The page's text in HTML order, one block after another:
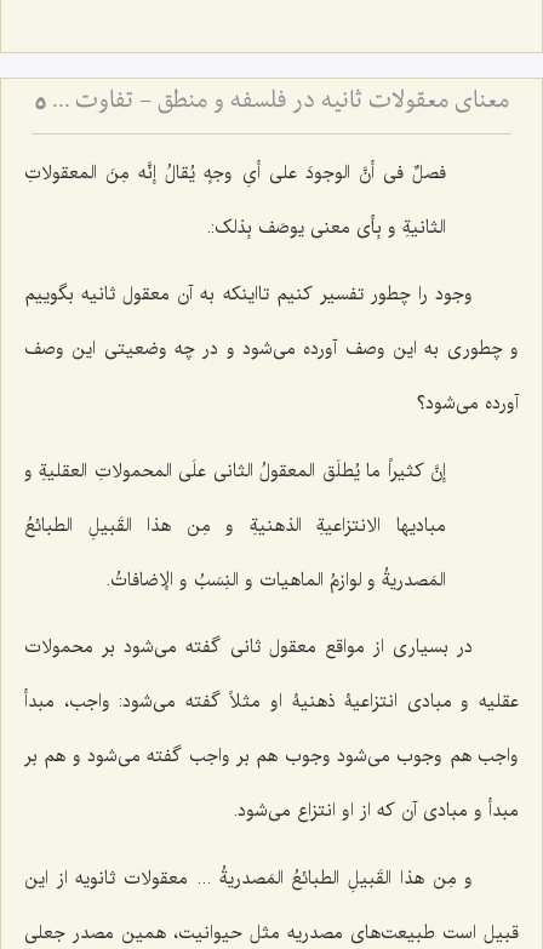
معنای معقولات ثانیه در فلسفه و منطق - تفاوت مفاهیم فلسفی و منطقی در کلام مرحوم آخوند 5
فصلٌ فی أنَّ الوجودَ على أیِ وجهٍ یُقالُ إنَّه مِنَ المعقولاتِ
الثانیةِ و بِأی معنى یوصَف بِذلک:.
وجود را چطور تفسیر کنیم تااینکه به آن معقول ثانیه بگوییم
و چطوری به این وصف آورده می‌شود و در چه وضعیتی این وصف
آورده می‌شود؟
إنَّ کثیراً ما یُطلَق المعقولُ الثانی علَى المحمولاتِ العقلیةِ و
مبادیها الانتزاعیةِ الذهنیةِ و مِن هذا القَبیلِ الطبائعُ
المَصدریةُ و لوازمُ الماهیات و النِسَبُ و الإضافاتُ.
در بسیاری از مواقع معقول ثانی گفته می‌شود بر محمولات
عقلیه و مبادی انتزاعیۀ ذهنیۀ او مثلاً گفته می‌شود: واجب، مبدأ
واجب هم وجوب می‌شود وجوب هم بر واجب گفته می‌شود و هم بر
مبدأ و مبادی آن که از او انتزاع می‌شود.
و مِن هذا القَبیلِ الطبائعُ المَصدریةُ ... معقولات ثانویه از این
قبیل است طبیعت‌های مصدریه مثل حیوانیت، همین مصدر جعلی